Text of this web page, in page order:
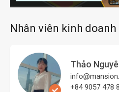
Nhân viên kinh doanh
Thảo
+84 9057 478